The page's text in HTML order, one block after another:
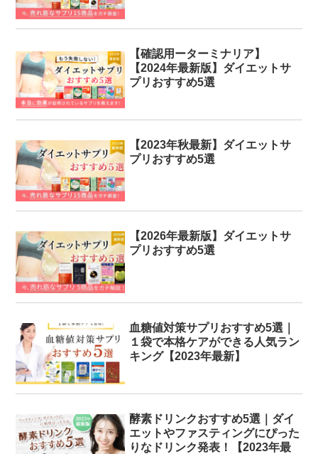
【確認用ーターミナリア】
【2024年最新版】ダイエットサ
プリおすすめ5選
【2023年秋最新】ダイエットサ
プリおすすめ5選
【2026年最新版】ダイエットサ
プリおすすめ5選
血糖値対策サプリおすすめ5選｜
１袋で本格ケアができる人気ラン
キング【2023年最新】
酵素ドリンクおすすめ5選｜ダイ
エットやファスティングにぴった
りなドリンク発表！【2023年最